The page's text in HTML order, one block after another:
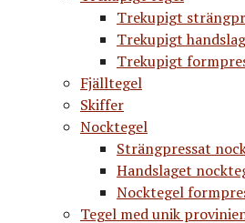
Trekupigt
Trekupigt
Trekupigt
Fjälltegel
Skiffer
Nocktegel
Strängpressat
Handslaget
Nocktegel
Tegel med unik